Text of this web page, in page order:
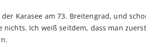
Karasee am 73. Breitengrad, und
nichts. Ich weiß seitdem, dass man